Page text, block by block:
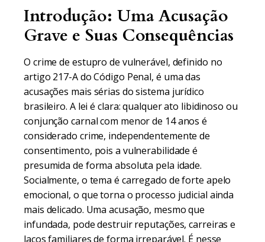
Introdução: Uma Acusação
Grave e Suas Consequências
O crime de estupro de vulnerável, definido no
artigo 217-A do Código Penal, é uma das
acusações mais sérias do sistema jurídico
brasileiro. A lei é clara: qualquer ato libidinoso ou
conjunção carnal com menor de 14 anos é
considerado crime, independentemente de
consentimento, pois a vulnerabilidade é
presumida de forma absoluta pela idade.
Socialmente, o tema é carregado de forte apelo
emocional, o que torna o processo judicial ainda
mais delicado. Uma acusação, mesmo que
infundada, pode destruir reputações, carreiras e
laços familiares de forma irreparável. É nesse